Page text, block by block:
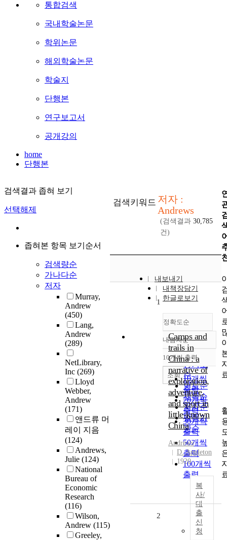
통합검색
국내학술논문
학위논문
해외학술논문
학술지
단행본
연구보고서
공개강의
home
단행본
검색결과 좁혀 보기
선택해제
좁혀본 항목 보기순서
검색량순
가나다순
저자
Murray,
Andrew
(450)
Lang,
Andrew
(289)
NetLibrary,
Inc (269)
Lloyd
Webber,
Andrew
(171)
앤드류 머
레이 지음
(124)
Andrews,
Julie (124)
National
Bureau of
Economic
Research
(116)
Wilson,
Andrew (115)
Greeley,
검색키워드 저자 :
Andrews
(검색결과 30,785
건)
내보내기
내책장담기
한글로보기
정확도순
정확도
순
인기도
순
연도순
제목순
저자순
발행기
관순
내림차순
내림차순
10개씩 출력
10개씩
출력
20개씩
출력
30개씩
출력
50개씩
출력
100개씩
출력
조회
1
Camps and
trails in
China : a
narrative of
exploration,
adventure,
and sport in
little-known
China
Andrews
D. Appleton
1920
복
사/
대
출
신
청
2